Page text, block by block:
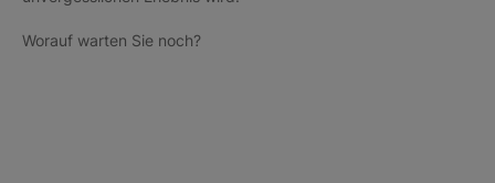
Worauf warten Sie noch?